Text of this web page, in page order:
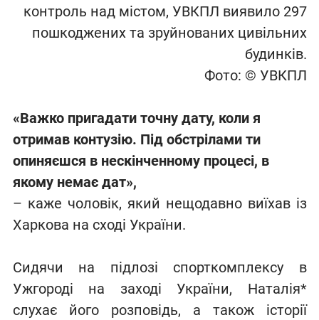
контроль над містом, УВКПЛ виявило 297
пошкоджених та зруйнованих цивільних
будинків.
Фото: © УВКПЛ
«Важко пригадати точну дату, коли я
отримав контузію. Під обстрілами ти
опиняєшся в нескінченному процесі, в
якому немає дат»,
– каже чоловік, який нещодавно виїхав із
Харкова на сході України.
Сидячи на підлозі спорткомплексу в
Ужгороді на заході України, Наталія*
слухає його розповідь, а також історії